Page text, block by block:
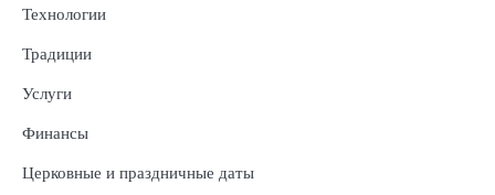
Технологии
Традиции
Услуги
Финансы
Церковные и праздничные даты